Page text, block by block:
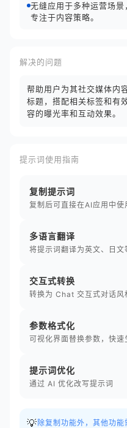
无缝应用于多种运营场
专注于内容策略。
解决的问题
帮助用户为其社交媒体内
标题，搭配相关标签和有
容的曝光率和互动效果。
提示词使用指南
复制提示词
复制后可直接在AI应用中使
多语言翻译
将提示词翻译为英文、日文
交互式转换
转换为 Chat 交互式对话风
参数格式化
可视化界面替换参数，快速
提示词优化
通过 AI 优化改写提示词
💡 除复制功能外，其他功